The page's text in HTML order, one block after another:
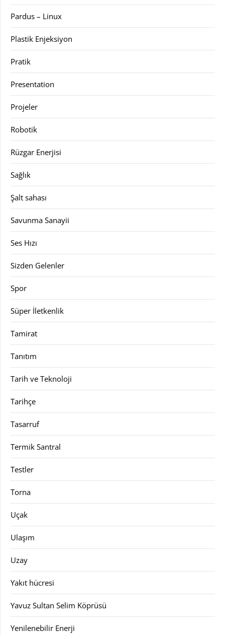
Pardus – Linux
Plastik Enjeksiyon
Pratik
Presentation
Projeler
Robotik
Rüzgar Enerjisi
Sağlık
Şalt sahası
Savunma Sanayii
Ses Hızı
Sizden Gelenler
Spor
Süper İletkenlik
Tamirat
Tanıtım
Tarih ve Teknoloji
Tarihçe
Tasarruf
Termik Santral
Testler
Torna
Uçak
Ulaşım
Uzay
Yakıt hücresi
Yavuz Sultan Selim Köprüsü
Yenilenebilir Enerji